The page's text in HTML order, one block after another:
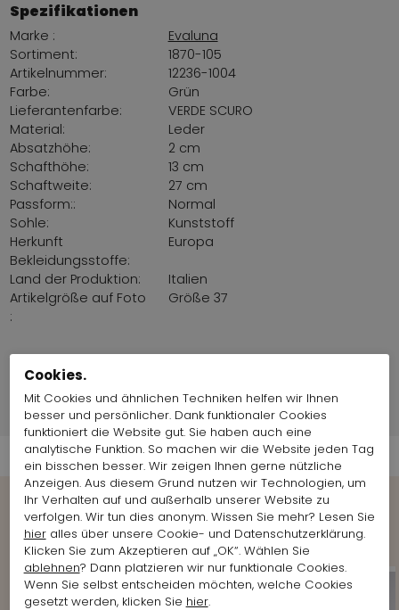
Spezifikationen
Marke :
Evaluna
Sortiment:
1870-105
Artikelnummer:
12236-1004
Farbe:
Grün
Lieferantenfarbe:
VERDE SCURO
Material:
Leder
Absatzhöhe:
2 cm
Schafthöhe:
13 cm
Schaftweite:
27 cm
Passform::
Normal
Sohle:
Kunststoff
Herkunft
Bekleidungsstoffe:
Europa
Land der Produktion:
Italien
Artikelgröße auf Foto
:
Größe 37
Markeninformationen
Versandinformationen
Shop the Look
Cookies.
Mit Cookies und ähnlichen Techniken helfen wir Ihnen
besser und persönlicher. Dank funktionaler Cookies
funktioniert die Website gut. Sie haben auch eine
analytische Funktion. So machen wir die Website jeden Tag
ein bisschen besser. Wir zeigen Ihnen gerne nützliche
Anzeigen. Aus diesem Grund nutzen wir Technologien, um
Ihr Verhalten auf und außerhalb unserer Website zu
verfolgen. Wir tun dies anonym. Wissen Sie mehr? Lesen Sie
hieralles über unsere Cookie- und Datenschutzerklärung.
Klicken Sie zum Akzeptieren auf „OK“. Wählen Sie
ablehnen? Dann platzieren wir nur funktionale Cookies.
Wenn Sie selbst entscheiden möchten, welche Cookies
gesetzt werden, klicken Sie hier.